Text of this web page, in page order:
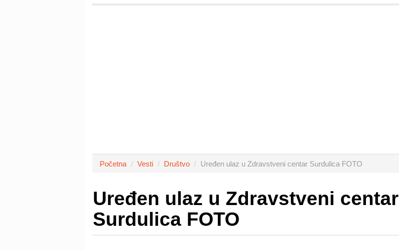
Početna Vesti Društvo Uređen ulaz u Zdravstveni centar Surdulica FOTO
Uređen ulaz u Zdravstveni centar
Surdulica FOTO